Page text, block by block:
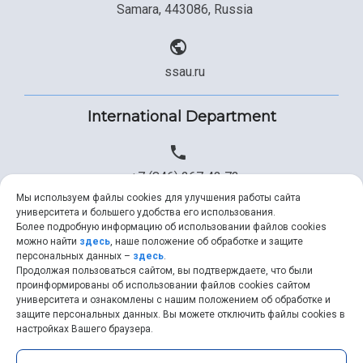
Samara, 443086, Russia
ssau.ru
International Department
+7 (846) 267 43 73
+7 (846) 334 57 22
ssau@ssau.ru
Мы используем файлы cookies для улучшения работы сайта
университета и большего удобства его использования.
Более подробную информацию об использовании файлов cookies
можно найти здесь, наше положение об обработке и защите
персональных данных – здесь.
Продолжая пользоваться сайтом, вы подтверждаете, что были
проинформированы об использовании файлов cookies сайтом
университета и ознакомлены с нашим положением об обработке и
защите персональных данных. Вы можете отключить файлы cookies в
настройках Вашего браузера.